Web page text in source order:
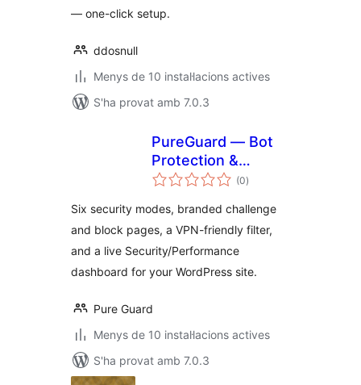
— one-click setup.
ddosnull
Menys de 10 instal·lacions actives
S'ha provat amb 7.0.3
PureGuard — Bot
Protection &
Performance
(0puntuacions
totals
)
Six security modes, branded challenge
and block pages, a VPN-friendly filter,
and a live Security/Performance
dashboard for your WordPress site.
Pure Guard
Menys de 10 instal·lacions actives
S'ha provat amb 7.0.3